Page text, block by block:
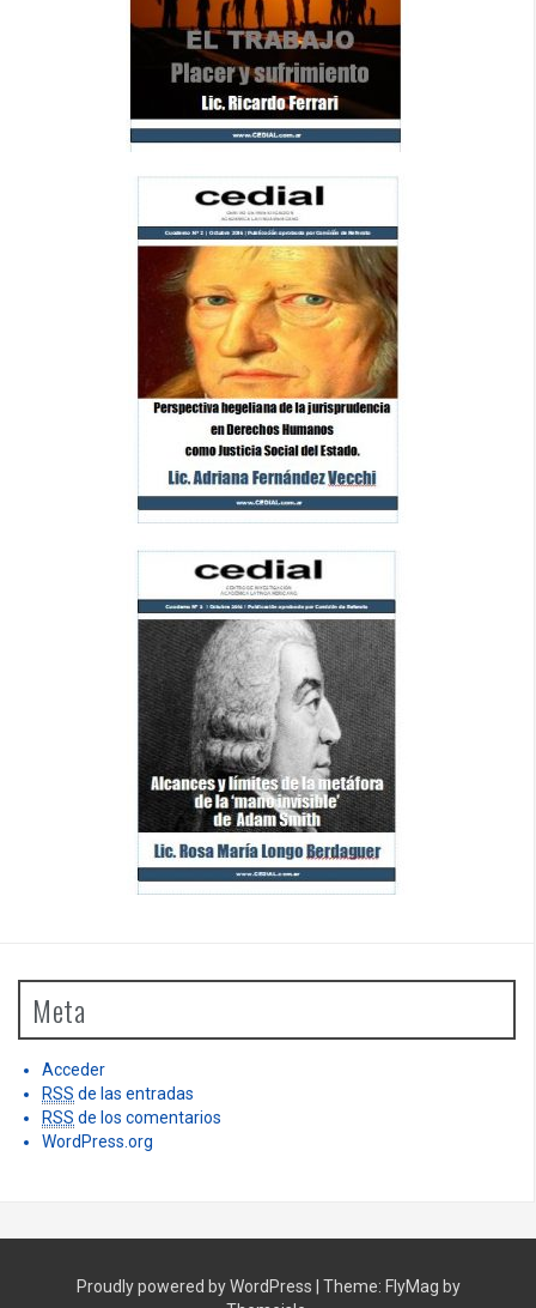
Meta
Acceder
RSS de las entradas
RSS de los comentarios
WordPress.org
Proudly powered by WordPress Theme: FlyMag by